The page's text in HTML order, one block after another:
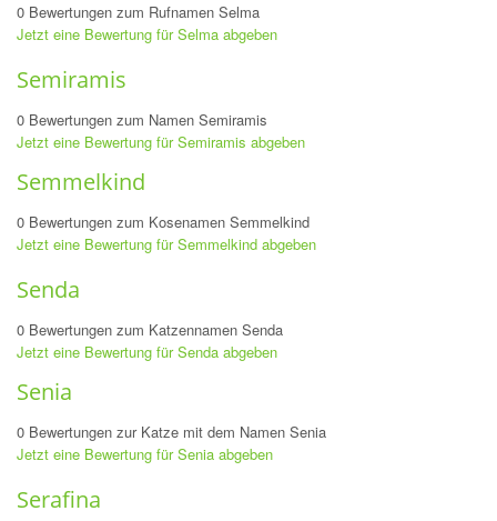
0 Bewertungen zum Rufnamen Selma
Jetzt eine Bewertung für Selma abgeben
Semiramis
0 Bewertungen zum Namen Semiramis
Jetzt eine Bewertung für Semiramis abgeben
Semmelkind
0 Bewertungen zum Kosenamen Semmelkind
Jetzt eine Bewertung für Semmelkind abgeben
Senda
0 Bewertungen zum Katzennamen Senda
Jetzt eine Bewertung für Senda abgeben
Senia
0 Bewertungen zur Katze mit dem Namen Senia
Jetzt eine Bewertung für Senia abgeben
Serafina